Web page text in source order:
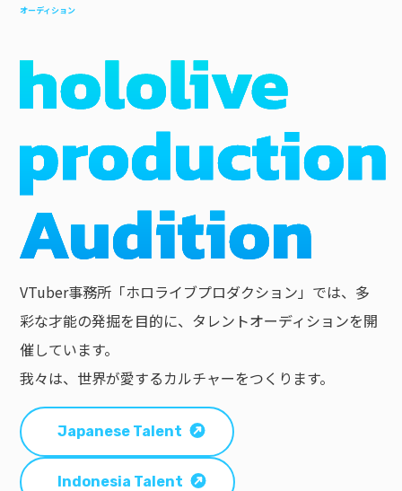
オーディション
VTuber事務所「ホロライブプロダクション」では、多
彩な才能の発掘を目的に、タレントオーディションを開
催しています。
我々は、世界が愛するカルチャーをつくります。
Japanese Talent
Indonesia Talent